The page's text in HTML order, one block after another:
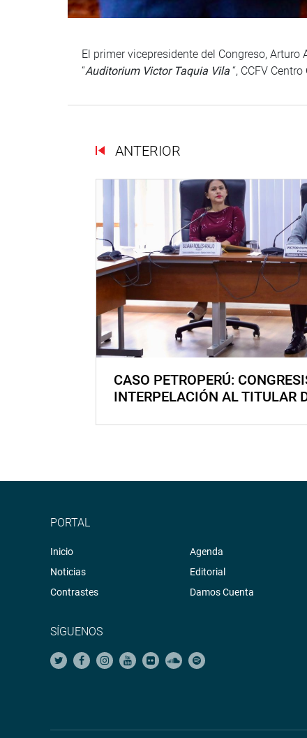
El primer vicepresidente del Congreso,
“Auditorium Victor Taquia Vila “, CCFV
ANTERIOR
CASO PETROPERÚ:
INTERPELACIÓN AL TITULAR
PORTAL
Inicio
Noticias
Contrastes
Agenda
Editorial
Damos Cuenta
SÍGUENOS